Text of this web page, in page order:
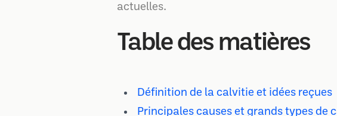
actuelles.
Table des matières
Définition de la calvitie et idées reçues
Principales causes et grands types de